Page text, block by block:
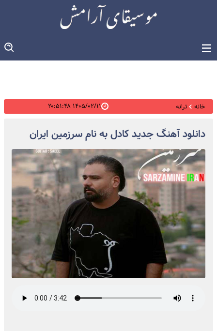
خانه ترانه ۱۴۰۵/۰۲/۱۱ ۲۰:۵۱:۴۸
دانلود آهنگ جدید کادل به نام سرزمین ایران